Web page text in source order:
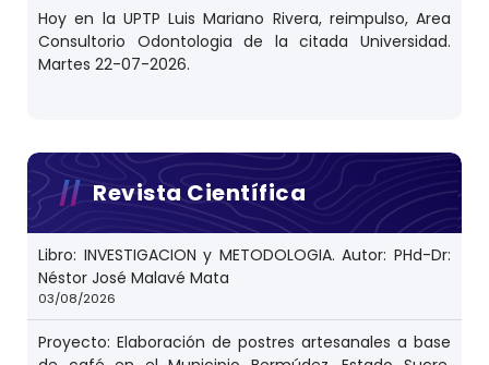
Hoy en la UPTP Luis Mariano Rivera, reimpulso, Area
Consultorio Odontologia de la citada Universidad.
Martes 22-07-2026.
Revista Científica
Libro: INVESTIGACION y METODOLOGIA. Autor: PHd-Dr:
Néstor José Malavé Mata
03/08/2026
Proyecto: Elaboración de postres artesanales a base